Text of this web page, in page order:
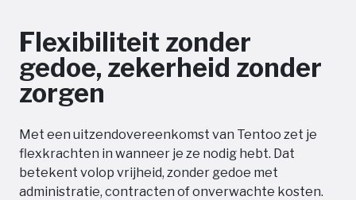
Flexibiliteit zonder
gedoe, zekerheid zonder
zorgen
Met een uitzendovereenkomst van Tentoo zet je
flexkrachten in wanneer je ze nodig hebt. Dat
betekent volop vrijheid, zonder gedoe met
administratie, contracten of onverwachte kosten.